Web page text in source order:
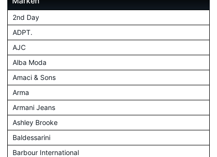
2nd Day
ADPT.
AJC
Alba Moda
Amaci & Sons
Arma
Armani Jeans
Ashley Brooke
Baldessarini
Barbour International